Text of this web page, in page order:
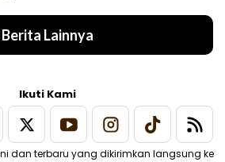
Berita Lainnya
Ikuti Kami
dan terbaru yang dikirimkan langsung ke